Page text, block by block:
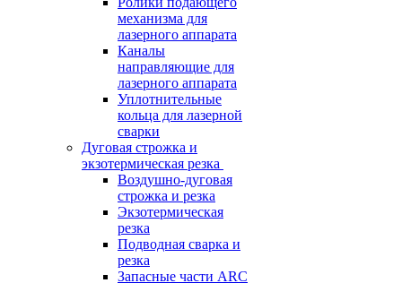
механизма для
лазерного аппарата
Каналы
направляющие для
лазерного аппарата
Уплотнительные
кольца для лазерной
сварки
Дуговая строжка и
экзотермическая резка
Воздушно-дуговая
строжка и резка
Экзотермическая
резка
Подводная сварка и
резка
Запасные части ARC